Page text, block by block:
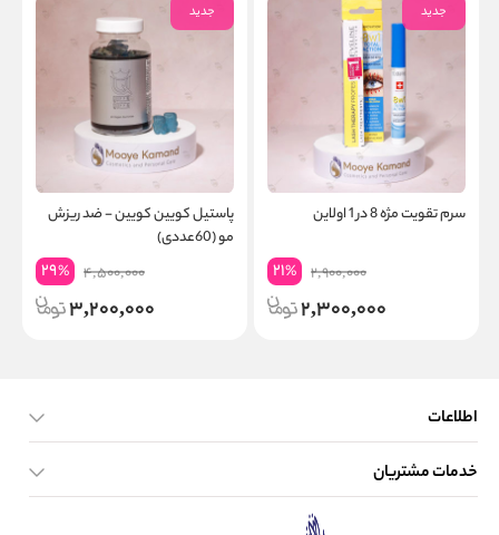
جدید
سرم تقویت مژه 8 در 1 اولاین
2,900,000
21%
2,300,000
جدید
پاستیل کویین کویین - ضد ریزش
مو (60عددی)
4,500,000
29%
3,200,000
اطلاعات
صفحه اصلی
خدمات مشتریان